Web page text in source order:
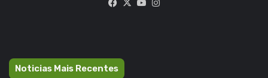
Noticias Mais Recentes